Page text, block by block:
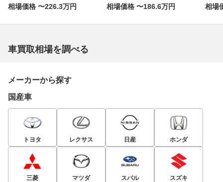
相場価格 〜226.3万円 相場価格 〜186.6万円 相場
車買取相場を調べる
メーカーから探す
国産車
トヨタ レクサス 日産 ホンダ
三菱 マツダ スバル スズキ